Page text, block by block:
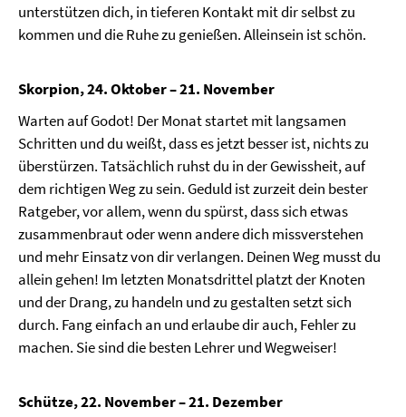
unterstützen dich, in tieferen Kontakt mit dir selbst zu
kommen und die Ruhe zu genießen. Alleinsein ist schön.
Skorpion, 24. Oktober – 21. November
Warten auf Godot! Der Monat startet mit langsamen
Schritten und du weißt, dass es jetzt besser ist, nichts zu
überstürzen. Tatsächlich ruhst du in der Gewissheit, auf
dem richtigen Weg zu sein. Geduld ist zurzeit dein bester
Ratgeber, vor allem, wenn du spürst, dass sich etwas
zusammenbraut oder wenn andere dich missverstehen
und mehr Einsatz von dir verlangen. Deinen Weg musst du
allein gehen! Im letzten Monatsdrittel platzt der Knoten
und der Drang, zu handeln und zu gestalten setzt sich
durch. Fang einfach an und erlaube dir auch, Fehler zu
machen. Sie sind die besten Lehrer und Wegweiser!
Schütze, 22. November – 21. Dezember